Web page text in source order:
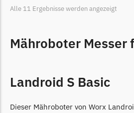
LUX-Tools
McCulloch Messer
Alle 11 Ergebnisse werden angezeigt
Mähroboter Messer
Landroid S Basic
Dieser Mähroboter von Worx